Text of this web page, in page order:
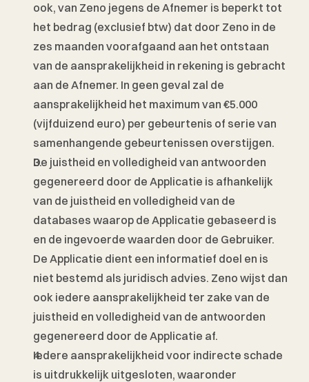
ook, van Zeno jegens de Afnemer is beperkt tot
het bedrag (exclusief btw) dat door Zeno in de
zes maanden voorafgaand aan het ontstaan
van de aansprakelijkheid in rekening is gebracht
aan de Afnemer. In geen geval zal de
aansprakelijkheid het maximum van €5.000
(vijfduizend euro) per gebeurtenis of serie van
samenhangende gebeurtenissen overstijgen.
De juistheid en volledigheid van antwoorden
gegenereerd door de Applicatie is afhankelijk
van de juistheid en volledigheid van de
databases waarop de Applicatie gebaseerd is
en de ingevoerde waarden door de Gebruiker.
De Applicatie dient een informatief doel en is
niet bestemd als juridisch advies. Zeno wijst dan
ook iedere aansprakelijkheid ter zake van de
juistheid en volledigheid van de antwoorden
gegenereerd door de Applicatie af.
Iedere aansprakelijkheid voor indirecte schade
is uitdrukkelijk uitgesloten, waaronder